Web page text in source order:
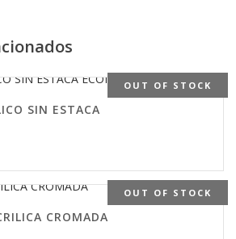
OUT OF STOCK
SIN ESTACA
OUT OF STOCK
CROMADA